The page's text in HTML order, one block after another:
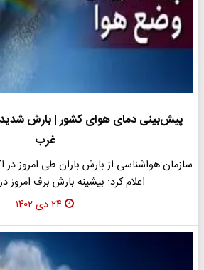
پیش‌بینی دمای هوای کشور | بارش
غرب
سازمان هواشناسی از بارش باران طی امروز در
اعلام کرد: بیشینه بارش برف
۲۴ دی ۱۴۰۲